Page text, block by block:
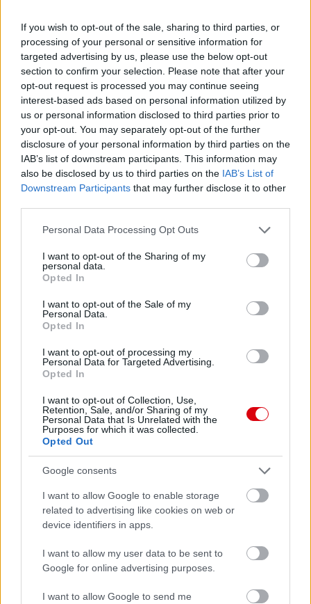
If you wish to opt-out of the sale, sharing to third parties, or
processing of your personal or sensitive information for
targeted advertising by us, please use the below opt-out
section to confirm your selection. Please note that after your
opt-out request is processed you may continue seeing
interest-based ads based on personal information utilized by
us or personal information disclosed to third parties prior to
your opt-out. You may separately opt-out of the further
disclosure of your personal information by third parties on the
IAB’s list of downstream participants. This information may
also be disclosed by us to third parties on the IAB’s List of
Downstream Participants that may further disclose it to other
Please note that this website/app uses one or more Google
not limited to your visit or usage behaviour. You may click to
grant or deny consent to Google and its third-party tags to
use your data for below specified purposes in below Google
consent section.
Personal Data Processing Opt Outs
I want to opt-out of the Sharing of my
personal data.
Opted In
I want to opt-out of the Sale of my
Personal Data.
Opted In
I want to opt-out of processing my
Personal Data for Targeted Advertising.
Opted In
I want to opt-out of Collection, Use,
Retention, Sale, and/or Sharing of my
Personal Data that Is Unrelated with the
Purposes for which it was collected.
Opted Out
Google consents
I want to allow Google to enable storage
related to advertising like cookies on web or
device identifiers in apps.
I want to allow my user data to be sent to
Google for online advertising purposes.
I want to allow Google to send me
Meccs Center
Paris Saint-Germainvs
Manchester United
Felkészülési szezon 4. mérkőzés
2026-08-08 17:00
1 nap 0 óra 43 perc 21 másodperc
Leeds Unitedvs Manchester United 2026-08-12 20:30
AC Milan vsManchester United
ELŐZŐ MÉRKŐZÉSEK
Támogatás
Támogasd adományoddal
a ManUtdFanatics.hu működését!
Kapcsolódó hírek